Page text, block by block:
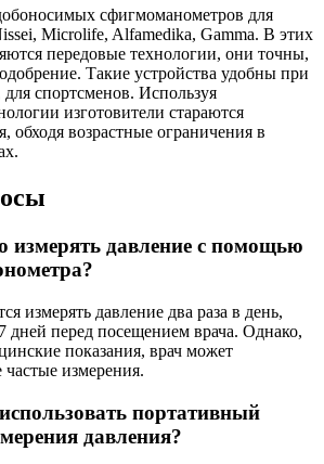
сфигмоманометров для
Microlife, Alfamedika, Gamma. В этих
передовые технологии, они точны,
Такие устройства удобны при
спортсменов. Используя
изготовители стараются
обходя возрастные ограничения в
измерять давление с помощью
измерять давление два раза в день,
дней перед посещением врача. Однако,
показания, врач может
частые измерения.
портативный
давления?